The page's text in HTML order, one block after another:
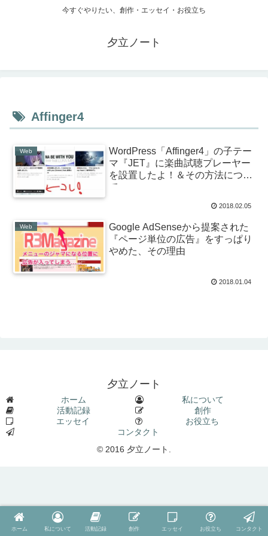
今すぐやりたい、創作・エッセイ・お役立ち
夕立ノート
Affinger4
Web
WordPress「Affinger4」の子テー
マ『JET』に楽曲試聴プレーヤー
を設置したよ！＆その方法につい
て。
2018.02.05
Web
Google AdSenseから提案された
『ページ単位の広告』をすっぱり
やめた、その理由
2018.01.04
夕立ノート
ホーム
私について
活動記録
創作
エッセイ
お役立ち
コンタクト
© 2016 夕立ノート.
ホーム 私について 活動記録 創作 エッセイ お役立ち コンタクト